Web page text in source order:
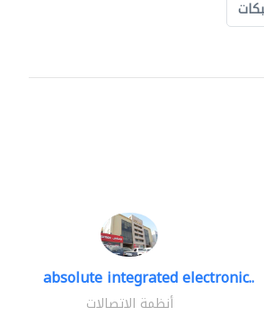
absolute integrated electronic..
أنظمة الاتصالات